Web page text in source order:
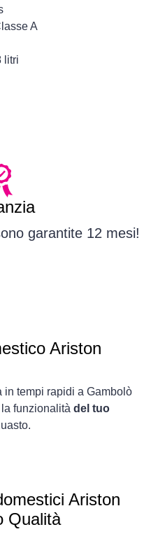
A
litri
garantite 12 mesi!
Ariston
in tempi rapidi a Gambolò
funzionalità del tuo
Ariston
Qualità